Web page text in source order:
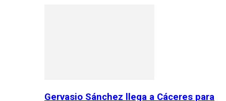
Gervasio Sánchez llega a Cáceres para